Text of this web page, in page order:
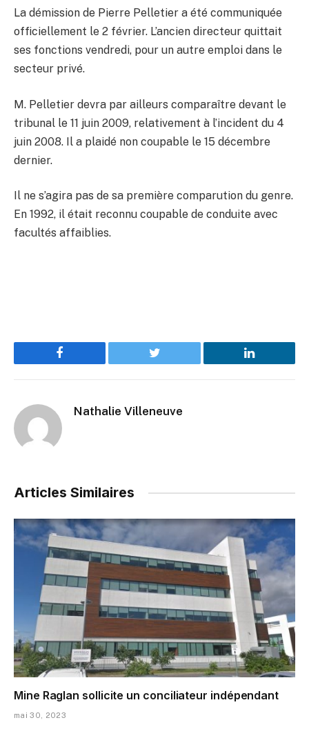
La démission de Pierre Pelletier a été communiquée
officiellement le 2 février. L’ancien directeur quittait
ses fonctions vendredi, pour un autre emploi dans le
secteur privé.
M. Pelletier devra par ailleurs comparaître devant le
tribunal le 11 juin 2009, relativement à l’incident du 4
juin 2008. Il a plaidé non coupable le 15 décembre
dernier.
Il ne s’agira pas de sa première comparution du genre.
En 1992, il était reconnu coupable de conduite avec
facultés affaiblies.
Facebook Twitter LinkedIn
Nathalie Villeneuve
Articles Similaires
Mine Raglan sollicite un conciliateur indépendant
mai 30, 2023